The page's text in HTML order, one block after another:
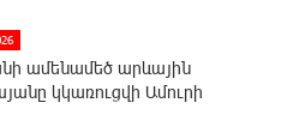
ամենամեծ արևային
կկառուցվի Ամուրի